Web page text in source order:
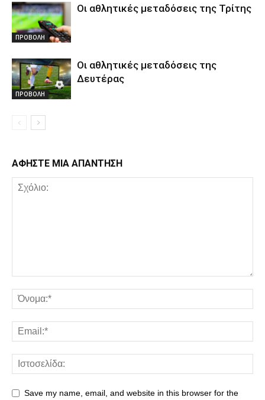
ΠΡΟΒΟΛΗ
Οι αθλητικές μεταδόσεις της Τρίτης
ΠΡΟΒΟΛΗ
Οι αθλητικές μεταδόσεις της
Δευτέρας
ΑΦΗΣΤΕ ΜΙΑ ΑΠΑΝΤΗΣΗ
Save my name, email, and website in this browser for the